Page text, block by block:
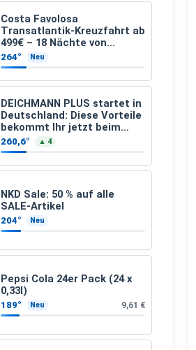
Costa Favolosa
Transatlantik-Kreuzfahrt ab
499€ – 18 Nächte von
Hamburg nach Guadeloupe
264° Neu
DEICHMANN PLUS startet in
Deutschland: Diese Vorteile
bekommt Ihr jetzt beim
Schuhkauf
260,6° ▲ 4
NKD Sale: 50 % auf alle
SALE-Artikel
204° Neu
Pepsi Cola 24er Pack (24 x
0,33l)
189° Neu 9,61 €